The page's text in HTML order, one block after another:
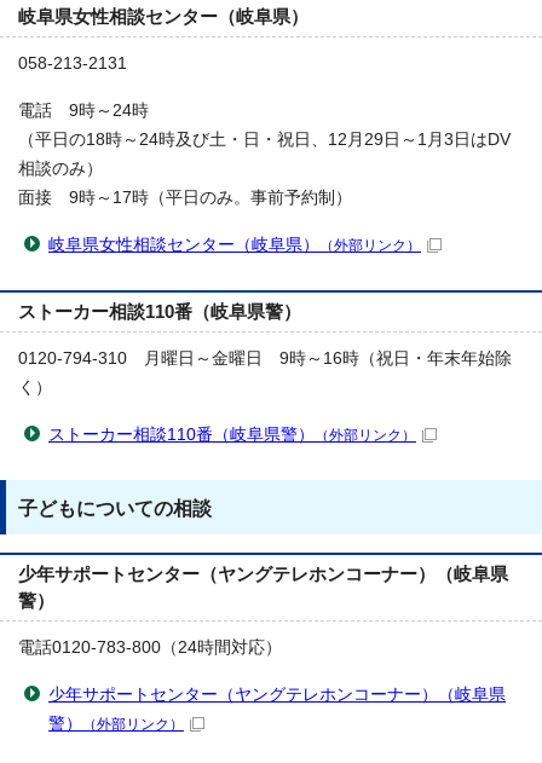
岐阜県女性相談センター（岐阜県）
058-213-2131
電話 9時～24時
（平日の18時～24時及び土・日・祝日、12月29日～1月3日はDV
相談のみ）
面接 9時～17時（平日のみ。事前予約制）
岐阜県女性相談センター（岐阜県） （外部リンク）
ストーカー相談110番（岐阜県警）
0120-794-310 月曜日～金曜日 9時～16時（祝日・年末年始除
く）
ストーカー相談110番（岐阜県警） （外部リンク）
子どもについての相談
少年サポートセンター（ヤングテレホンコーナー）（岐阜県
警）
電話0120-783-800（24時間対応）
少年サポートセンター（ヤングテレホンコーナー）（岐阜県
警）
（外部リンク）